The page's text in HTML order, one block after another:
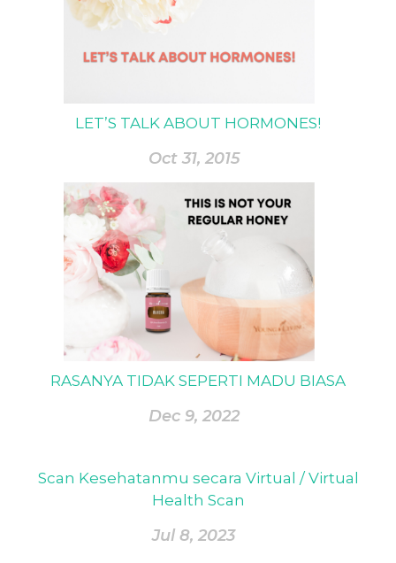
LET’S TALK ABOUT HORMONES!
Oct 31, 2015
RASANYA TIDAK SEPERTI MADU BIASA
Dec 9, 2022
Scan Kesehatanmu secara Virtual / Virtual
Health Scan
Jul 8, 2023